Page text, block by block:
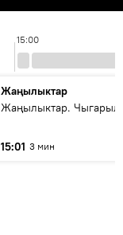
15:00
Жаңылыктар
Жаңылыктар.
15:01 3 мин